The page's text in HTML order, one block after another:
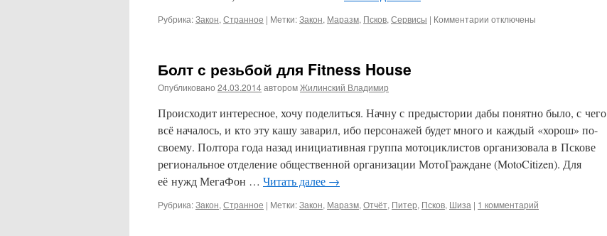
Рубрика:Закон, Странное | Метки:Закон, Маразм, Псков, Сервисы | Комментарии к
House:
TELE2
отключены
Болт с резьбой для Fitness House
Опубликовано 24.03.2014авторомЖилинский Владимир
Происходит интересное, хочу поделиться. Начну с предыстории дабы понятно было, с чего
всё началось, и кто эту кашу заварил, ибо персонажей будет много и каждый «хорош» по-
своему. Полтора года назад инициативная группа мотоциклистов организовала в Пскове
региональное отделение общественной организации МотоГраждане (MotoCitizen). Для
её нужд МегаФон … Читать далее →
Рубрика:Закон, Странное | Метки:Закон, Маразм, Отчёт, Питер, Псков, Шиза | 1 комментарий